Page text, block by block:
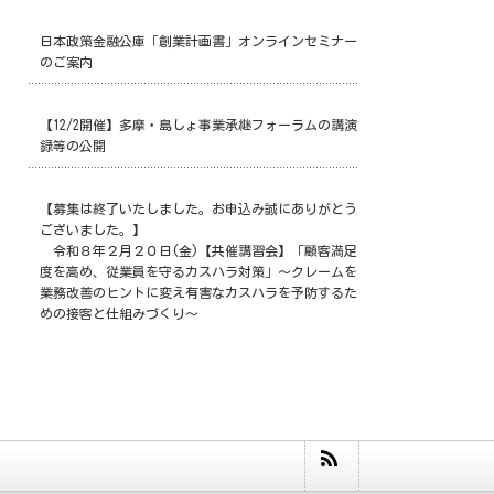
日本政策金融公庫「創業計画書」オンラインセミナー
のご案内
【12/2開催】多摩・島しょ事業承継フォーラムの講演
録等の公開
【募集は終了いたしました。お申込み誠にありがとう
ございました。】
令和８年２月２０日(金)【共催講習会】「顧客満足
度を高め、従業員を守るカスハラ対策」～クレームを
業務改善のヒントに変え有害なカスハラを予防するた
めの接客と仕組みづくり～